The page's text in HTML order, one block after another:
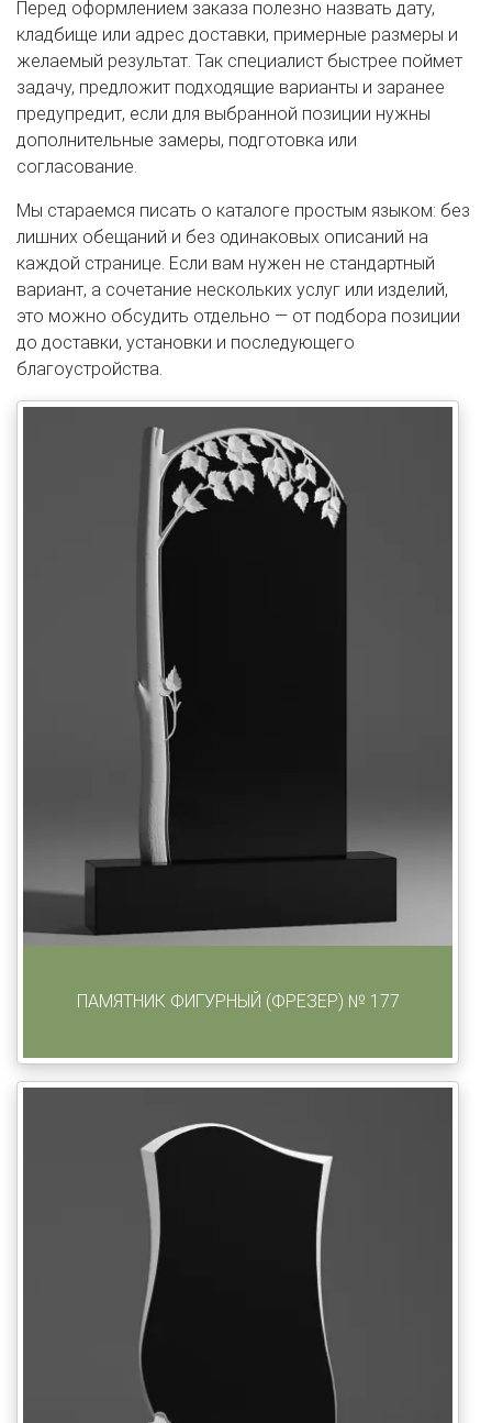
Перед оформлением заказа полезно назвать дату,
кладбище или адрес доставки, примерные размеры и
желаемый результат. Так специалист быстрее поймет
задачу, предложит подходящие варианты и заранее
предупредит, если для выбранной позиции нужны
дополнительные замеры, подготовка или
согласование.
Мы стараемся писать о каталоге простым языком: без
лишних обещаний и без одинаковых описаний на
каждой странице. Если вам нужен не стандартный
вариант, а сочетание нескольких услуг или изделий,
это можно обсудить отдельно — от подбора позиции
до доставки, установки и последующего
благоустройства.
ПАМЯТНИК ФИГУРНЫЙ (ФРЕЗЕР) № 177